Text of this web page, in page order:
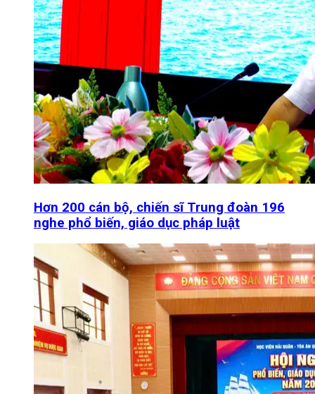
Hơn 200 cán bộ, chiến sĩ Trung đoàn 196
nghe phổ biến, giáo dục pháp luật